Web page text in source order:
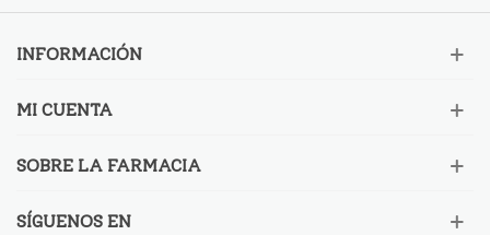
INFORMACIÓN
MI CUENTA
SOBRE LA FARMACIA
SÍGUENOS EN